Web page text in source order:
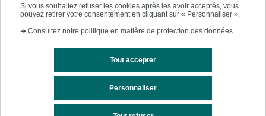
Si vous souhaitez refuser les cookies après les avoir acceptés, vous
pouvez retirer votre consentement en cliquant sur « Personnaliser ».
➜ Consultez notre politique en matière de protection des données.
Tout accepter
Personnaliser
Mentions légales Plan du site